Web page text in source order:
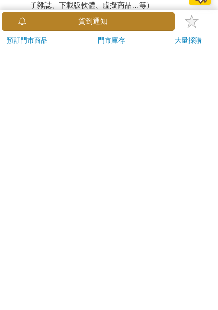
子雜誌、下載版軟體、虛擬商品…等）
已拆封之個人衛生用品。（如：內衣褲、刮鬍刀、除毛
若非上列種類商品，均享有到貨7天的猶豫期（含例假
貨到通知
預訂門市商品 門市庫存 大量採購